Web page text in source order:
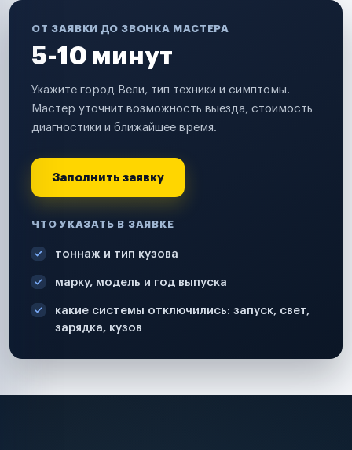
ОТ ЗАЯВКИ ДО ЗВОНКА МАСТЕРА
5-10 минут
Укажите город Вели, тип техники и симптомы.
Мастер уточнит возможность выезда, стоимость
диагностики и ближайшее время.
Заполнить заявку
ЧТО УКАЗАТЬ В ЗАЯВКЕ
тоннаж и тип кузова
марку, модель и год выпуска
какие системы отключились: запуск, свет,
зарядка, кузов